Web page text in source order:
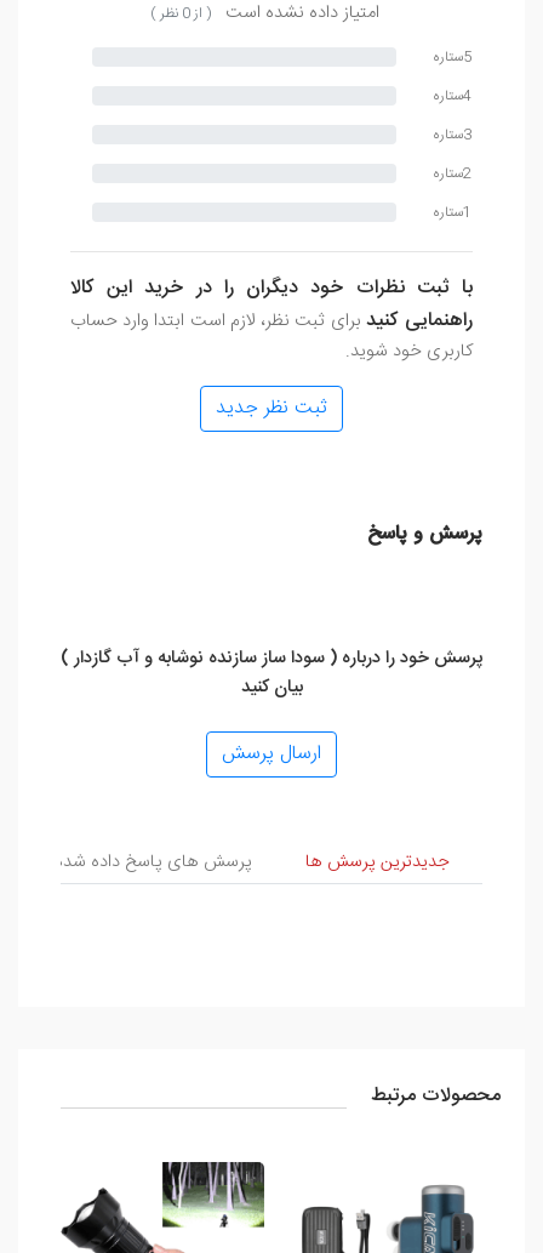
امتیاز داده نشده است
( از 0 نظر )
5ستاره
4ستاره
3ستاره
2ستاره
1ستاره
با ثبت نظرات خود دیگران را در خرید این کالا
راهنمایی کنید برای ثبت نظر، لازم است ابتدا وارد حساب
کاربری خود شوید.
ثبت نظر جدید
پرسش و پاسخ
پرسش خود را درباره ( سودا ساز سازنده نوشابه و آب گازدار )
بیان کنید
ارسال پرسش
پرسش و پاسخ
جدیدترین پرسش ها پرسش های پاسخ داده شده
محصولات مرتبط